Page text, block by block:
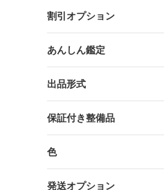
割引オプション
あんしん鑑定
出品形式
保証付き整備品
色
発送オプション